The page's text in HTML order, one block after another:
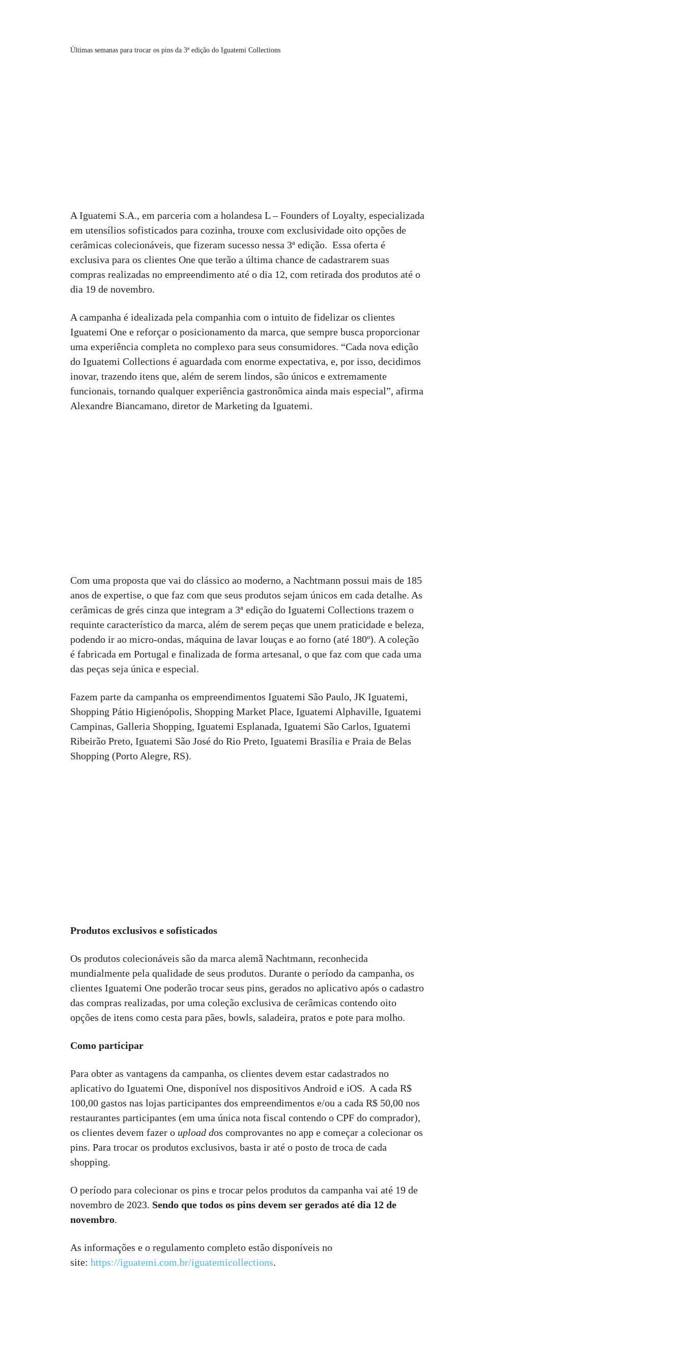
Últimas semanas para trocar os pins da 3ª edição do Iguatemi Collections
A Iguatemi S.A., em parceria com a holandesa L – Founders of Loyalty, especializada
em utensílios sofisticados para cozinha, trouxe com exclusividade oito opções de
cerâmicas colecionáveis, que fizeram sucesso nessa 3ª edição. Essa oferta é
exclusiva para os clientes One que terão a última chance de cadastrarem suas
compras realizadas no empreendimento até o dia 12, com retirada dos produtos até o
dia 19 de novembro.
A campanha é idealizada pela companhia com o intuito de fidelizar os clientes
Iguatemi One e reforçar o posicionamento da marca, que sempre busca proporcionar
uma experiência completa no complexo para seus consumidores. “Cada nova edição
do Iguatemi Collections é aguardada com enorme expectativa, e, por isso, decidimos
inovar, trazendo itens que, além de serem lindos, são únicos e extremamente
funcionais, tornando qualquer experiência gastronômica ainda mais especial”, afirma
Alexandre Biancamano, diretor de Marketing da Iguatemi.
Com uma proposta que vai do clássico ao moderno, a Nachtmann possui mais de 185
anos de expertise, o que faz com que seus produtos sejam únicos em cada detalhe. As
cerâmicas de grés cinza que integram a 3ª edição do Iguatemi Collections trazem o
requinte característico da marca, além de serem peças que unem praticidade e beleza,
podendo ir ao micro-ondas, máquina de lavar louças e ao forno (até 180º). A coleção
é fabricada em Portugal e finalizada de forma artesanal, o que faz com que cada uma
das peças seja única e especial.
Fazem parte da campanha os empreendimentos Iguatemi São Paulo, JK Iguatemi,
Shopping Pátio Higienópolis, Shopping Market Place, Iguatemi Alphaville, Iguatemi
Campinas, Galleria Shopping, Iguatemi Esplanada, Iguatemi São Carlos, Iguatemi
Ribeirão Preto, Iguatemi São José do Rio Preto, Iguatemi Brasília e Praia de Belas
Shopping (Porto Alegre, RS).
Produtos exclusivos e sofisticados
Os produtos colecionáveis são da marca alemã Nachtmann, reconhecida
mundialmente pela qualidade de seus produtos. Durante o período da campanha, os
clientes Iguatemi One poderão trocar seus pins, gerados no aplicativo após o cadastro
das compras realizadas, por uma coleção exclusiva de cerâmicas contendo oito
opções de itens como cesta para pães, bowls, saladeira, pratos e pote para molho.
Como participar
Para obter as vantagens da campanha, os clientes devem estar cadastrados no
aplicativo do Iguatemi One, disponível nos dispositivos Android e iOS. A cada R$
100,00 gastos nas lojas participantes dos empreendimentos e/ou a cada R$ 50,00 nos
restaurantes participantes (em uma única nota fiscal contendo o CPF do comprador),
os clientes devem fazer o upload dos comprovantes no app e começar a colecionar os
pins. Para trocar os produtos exclusivos, basta ir até o posto de troca de cada
shopping.
O período para colecionar os pins e trocar pelos produtos da campanha vai até 19 de
novembro de 2023. Sendo que todos os pins devem ser gerados até dia 12 de
novembro.
As informações e o regulamento completo estão disponíveis no
site: https://iguatemi.com.br/iguatemicollections.